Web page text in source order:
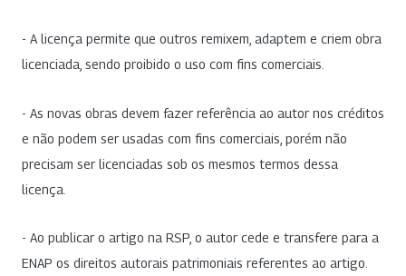
- A licença permite que outros remixem, adaptem e criem obra
licenciada, sendo proibido o uso com fins comerciais.
- As novas obras devem fazer referência ao autor nos créditos
e não podem ser usadas com fins comerciais, porém não
precisam ser licenciadas sob os mesmos termos dessa
licença.
- Ao publicar o artigo na RSP, o autor cede e transfere para a
ENAP os direitos autorais patrimoniais referentes ao artigo.